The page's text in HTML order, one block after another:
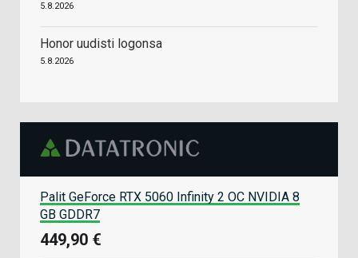
5.8.2026
Honor uudisti logonsa
5.8.2026
Palit GeForce RTX 5060 Infinity 2 OC NVIDIA 8
GB GDDR7
449,90 €